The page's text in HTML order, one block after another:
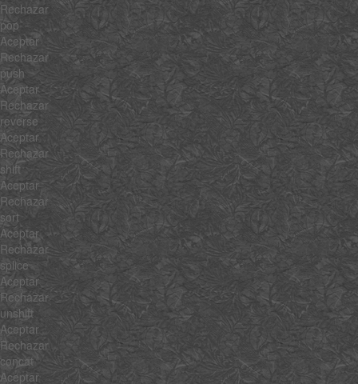
Rechazar
pop
Aceptar
Rechazar
push
Aceptar
Rechazar
reverse
Aceptar
Rechazar
shift
Aceptar
Rechazar
sort
Aceptar
Rechazar
splice
Aceptar
Rechazar
unshift
Aceptar
Rechazar
concat
Aceptar